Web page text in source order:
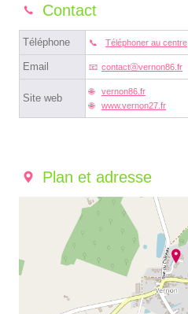
Contact
Téléphone Téléphoner au centre
Email contactⓐvernon86.fr
Site web
vernon86.fr
www.vernon27.fr
Plan et adresse